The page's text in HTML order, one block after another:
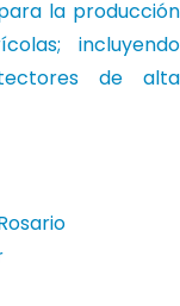
la producción
incluyendo
de alta